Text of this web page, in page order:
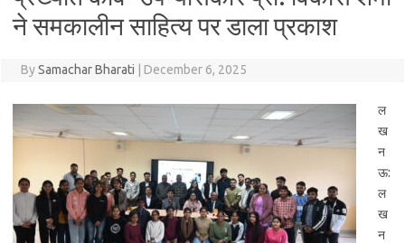
ने समकालीन साहित्य पर डाला प्रकाश
BySamachar Bharati December 6, 2025
ल
ख
न
ऊ:
ल
ख
न